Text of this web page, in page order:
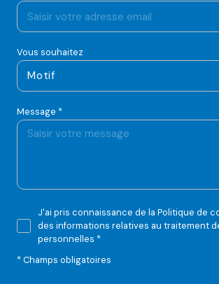
Vous souhaitez
Motif
Message *
J'ai pris connaissance de la Politique de
des informations relatives au traitement
personnelles *
* Champs obligatoires